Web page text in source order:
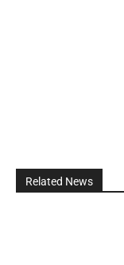
Related News